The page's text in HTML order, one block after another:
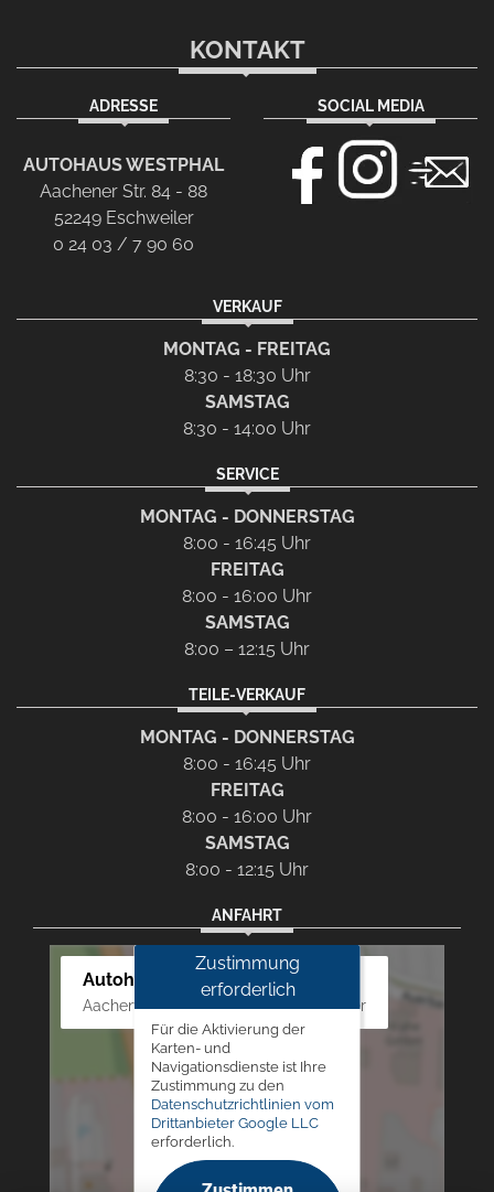
KONTAKT
ADRESSE
AUTOHAUS WESTPHAL
Aachener Str. 84 - 88
52249 Eschweiler
0 24 03 / 7 90 60
SOCIAL MEDIA
VERKAUF
MONTAG - FREITAG
8:30 - 18:30 Uhr
SAMSTAG
8:30 - 14:00 Uhr
SERVICE
MONTAG - DONNERSTAG
8:00 - 16:45 Uhr
FREITAG
8:00 - 16:00 Uhr
SAMSTAG
8:00 – 12:15 Uhr
TEILE-VERKAUF
MONTAG - DONNERSTAG
8:00 - 16:45 Uhr
FREITAG
8:00 - 16:00 Uhr
SAMSTAG
8:00 - 12:15 Uhr
ANFAHRT
Autohaus Westphal
Aachener Str. 84 - 88, 52249 Eschweiler
Zustimmung
erforderlich
Für die Aktivierung der
Karten- und
Navigationsdienste ist Ihre
Zustimmung zu den
Datenschutzrichtlinien vom
Drittanbieter Google LLC
erforderlich.